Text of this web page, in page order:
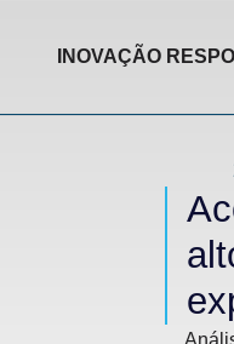
INOVAÇÃO